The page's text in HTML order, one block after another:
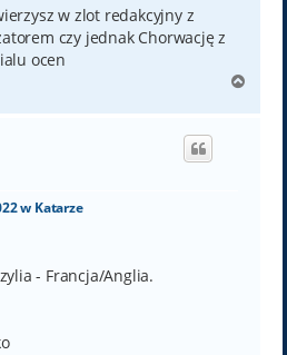
w zlot redakcyjny z
czy jednak Chorwację z
ocen
g
w Katarze
- Francja/Anglia.